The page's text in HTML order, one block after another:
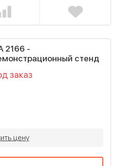
2166 -
стенд
заказ
цену